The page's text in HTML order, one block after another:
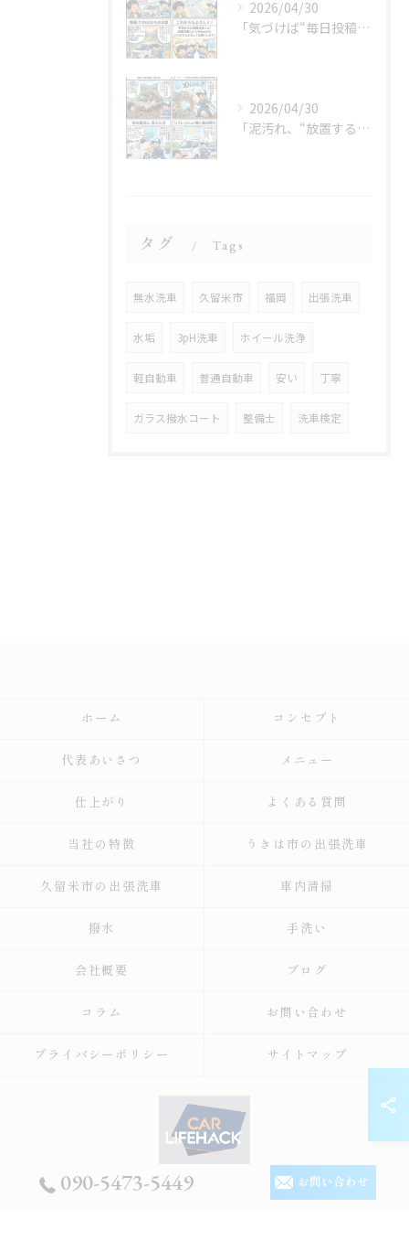
2026/04/30
「気づけば“毎日投稿”やってました😂」
2026/04/30
「泥汚れ、“放置すると最強クラス”です😇」
タグ Tags
無水洗車 久留米市 福岡 出張洗車
水垢 3pH洗車 ホイール洗浄
軽自動車 普通自動車 安い 丁寧
ガラス撥水コート 整備士 洗車検定
090-5473-5449 お問い合わせ
ホーム コンセプト
代表あいさつ メニュー
仕上がり よくある質問
当社の特徴 うきは市の出張洗車
久留米市の出張洗車 車内清掃
撥水 手洗い
会社概要 ブログ
コラム お問い合わせ
プライバシーポリシー サイトマップ
© 2026 福岡の出張洗車ならCar Lifehack ALL RIGHTS RESERVED.